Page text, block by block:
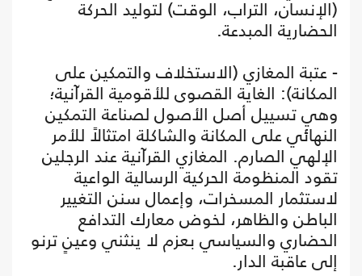
(الإنسان، التراب، الوقت) لتوليد الحركة
الحضارية المبدعة.
- عتبة المغازي (الاستخلاف والتمكين على
المكانة): الغاية القصوى للأقومية القرآنية؛
وهي تسييل أصل الأصول لصناعة التمكين
النهائي على المكانة والشاكلة امتثالاً للأمر
الإلهي الصارم. المغازي القرآنية عند الرجلين
تقود المنظومة الحركية الرسالية الواعية
لاستثمار المسخرات، وإعمال سنن التغيير
الباطن والظاهر، لخوض معارك التدافع
الحضاري والسياسي بعزم لا ينثني وعينٍ ترنو
إلى عاقبة الدار.